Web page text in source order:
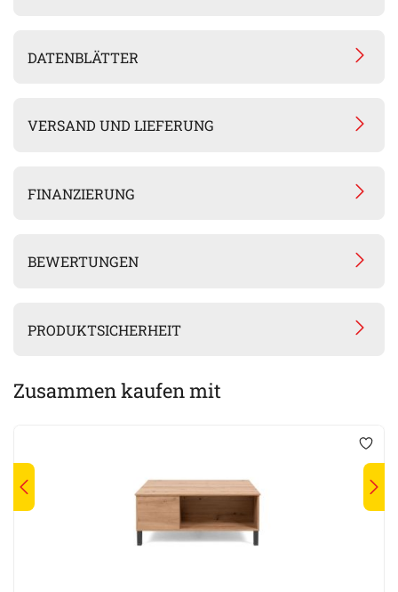
DATENBLÄTTER
VERSAND UND LIEFERUNG
FINANZIERUNG
BEWERTUNGEN
PRODUKTSICHERHEIT
Zusammen kaufen mit